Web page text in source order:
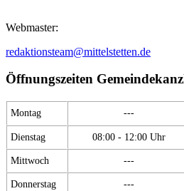
Webmaster:
redaktionsteam@mittelstetten.de
Öffnungszeiten
Montag ---
Dienstag 08:00 - 12:00 Uhr
Mittwoch ---
Donnerstag ---